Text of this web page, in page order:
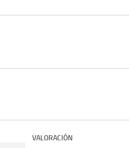
VALORACIÓN